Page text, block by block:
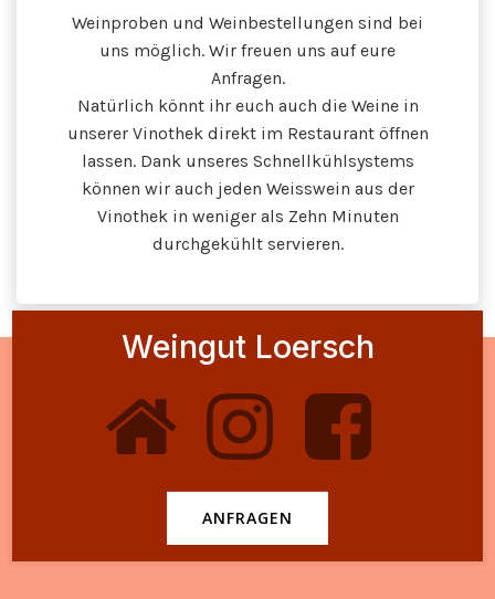
Weinproben und Weinbestellungen sind bei
uns möglich. Wir freuen uns auf eure
Anfragen.
Natürlich könnt ihr euch auch die Weine in
unserer Vinothek direkt im Restaurant öffnen
lassen. Dank unseres Schnellkühlsystems
können wir auch jeden Weisswein aus der
Vinothek in weniger als Zehn Minuten
durchgekühlt servieren.
Weingut Loersch
ANFRAGEN